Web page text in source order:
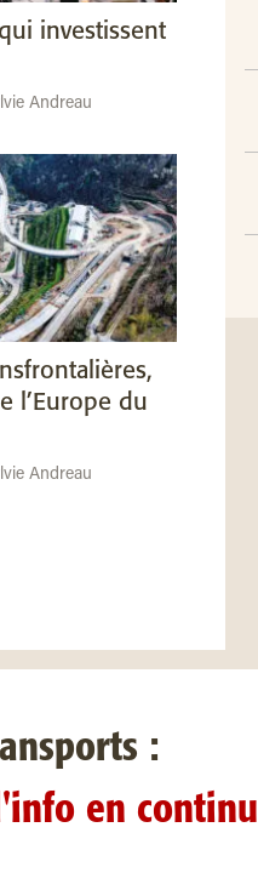
investissent
Andreau
l’Europe du
Andreau
:
en continu